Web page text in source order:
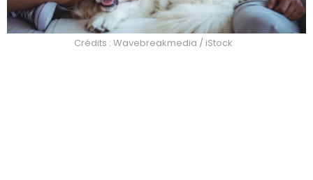
Crédits : Wavebreakmedia / iStock